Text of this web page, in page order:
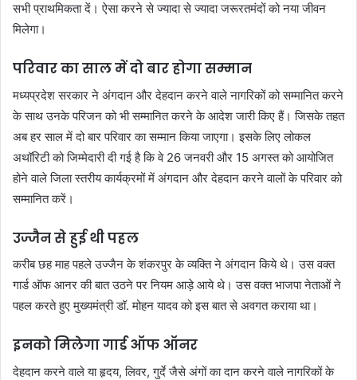
सभी प्राथमिकता दें। ऐसा करने से ज्यादा से ज्यादा जरूरतमंदों को नया जीवन
मिलेगा।
परिवार का साल में दो बार होगा सम्मान
मध्यप्रदेश सरकार ने अंगदान और देहदान करने वाले नागरिकों को सम्मानित करने
के साथ उनके परिजन को भी सम्मानित करने के आदेश जारी किए हैं। जिसके तहत
अब हर साल में दो बार परिवार का सम्मान किया जाएगा। इसके लिए लोकल
अथॉरिटी को जिम्मेदारी दी गई है कि वे 26 जनवरी और 15 अगस्त को आयोजित
होने वाले जिला स्तरीय कार्यक्रमों में अंगदान और देहदान करने वालों के परिवार को
सम्मानित करें।
उज्जैन से हुई थी पहल
करीब छह माह पहले उज्जैन के शंकरपुर के व्यक्ति ने अंगदान किये थे। उस वक्त
गार्ड ऑफ आनर की बात उठने पर नियम आड़े आये थे। उस वक्त भाजपा नेताओं ने
पहल करते हुए मुख्यमंत्री डॉ. मोहन यादव को इस बात से अवगत कराया था।
इनको मिलेगा गार्ड ऑफ ऑनर
देहदान करने वाले या हृदय, लिवर, गुर्दे जैसे अंगों का दान करने वाले नागरिकों के